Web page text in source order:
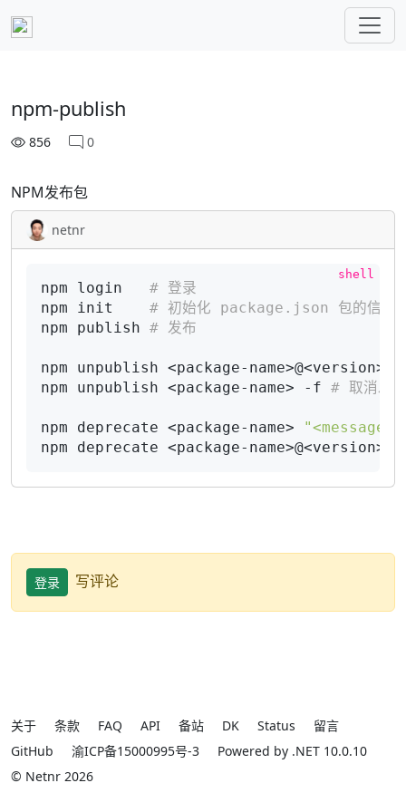
npm-publish
856 0
NPM发布包
netnr
npm login # 登录
npm init # 初始化 package.json 包的信息
npm publish # 发布
npm unpublish <package-name>@<version>
npm unpublish <package-name> -f # 取消发
npm deprecate <package-name>
"<message>"
npm deprecate <package-name>@<version>
登录 写评论
关于 条款 FAQ API 备站 DK Status
留言
GitHub
渝ICP备15000995号-3
Powered by .NET 10.0.10
© Netnr 2026